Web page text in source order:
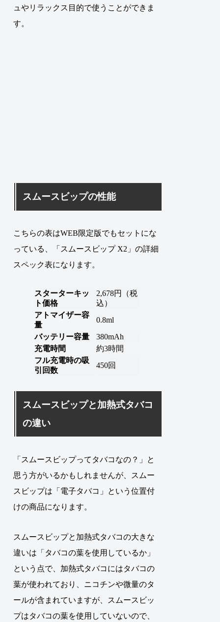
ュやリラックス目的で使うことができま
す。
スムースビップの性能
こちらの表はWEB限定版でもセットにな
っている、「スムースビップ X2」の詳細
スペック表になります。
スターターキッ
ト価格
2,678円（税
込）
アトマイザー容
量
0.8ml
バッテリー容量
380mAh
充電時間
約3時間
フル充電時の吸
引回数
450回
スムースビップと加熱式タバコ
の違い
「スムースビップってタバコなの？」と
思う方がいるかもしれませんが、スムー
スビップは「電子タバコ」という位置付
けの商品になります。
スムースビップと加熱式タバコの大きな
違いは「タバコの葉を使用しているか」
という点で、加熱式タバコにはタバコの
葉が使われており、ニコチンや微量のタ
ールが含まれていますが、スムースビッ
プはタバコの葉を使用していないので、